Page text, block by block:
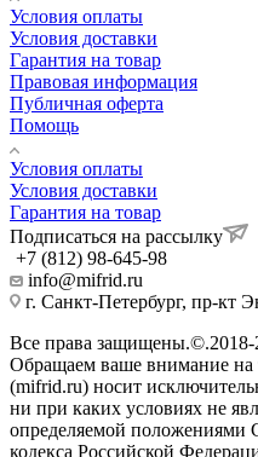
Условия оплаты
Условия доставки
Гарантия на товар
Правовая информация
Публичная оферта
Помощь
Условия оплаты
Условия доставки
Гарантия на товар
Подписаться на рассылку
+7 (812) 98-645-98
info@mifrid.ru
г. Санкт-Петербург, пр-кт
Все права
Обращаем ваше внимание на
(mifrid.ru) носит
ни при каких условиях не
определяемой положениями
кодекса Российской